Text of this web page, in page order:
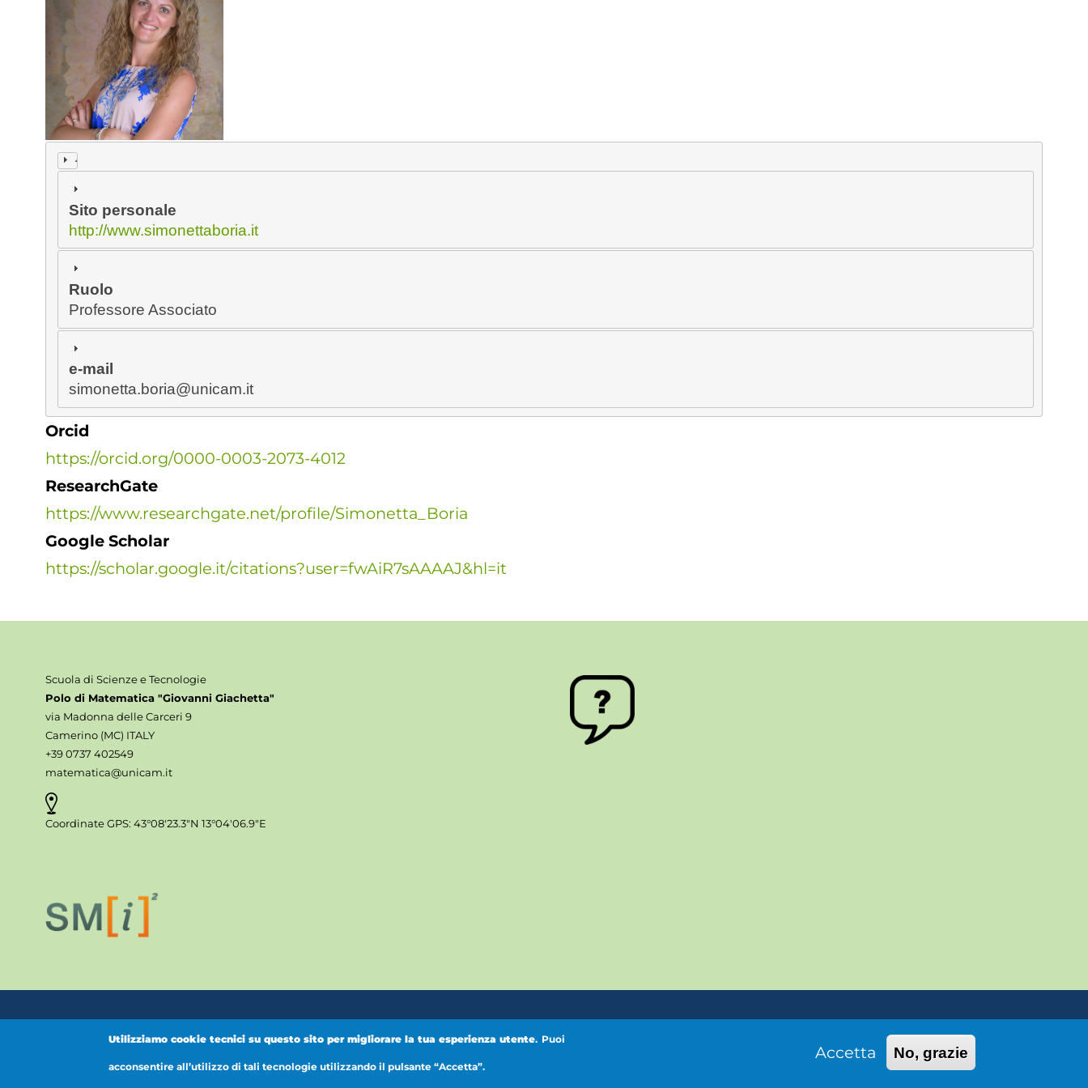
Sito personale
http://www.simonettaboria.it
Ruolo
Professore Associato
e-mail
simonetta.boria@unicam.it
Orcid
https://orcid.org/0000-0003-2073-4012
ResearchGate
https://www.researchgate.net/profile/Simonetta_Boria
Google Scholar
https://scholar.google.it/citations?user=fwAiR7sAAAAJ&hl=it
Scuola di Scienze e Tecnologie
Polo di Matematica "Giovanni Giachetta"
via Madonna delle Carceri 9
Camerino (MC) ITALY
+39 0737 402549
matematica@unicam.it
Coordinate GPS: 43°08'23.3"N 13°04'06.9"E
Facebook Instagram
Utilizziamo cookie tecnici su questo sito per migliorare la tua esperienza utente. Puoi
acconsentire all’utilizzo di tali tecnologie utilizzando il pulsante “Accetta”.
Accetta No, grazie